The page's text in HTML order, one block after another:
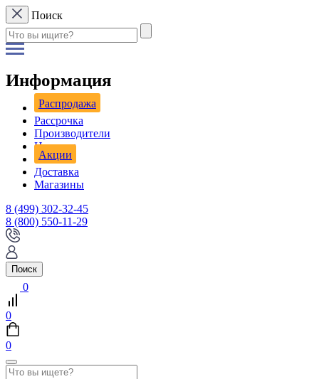
Поиск
Информация
Распродажа
Рассрочка
Производители
Новости
Акции
Доставка
Магазины
8 (499) 302-32-45
8 (800) 550-11-29
Поиск
0
0
0